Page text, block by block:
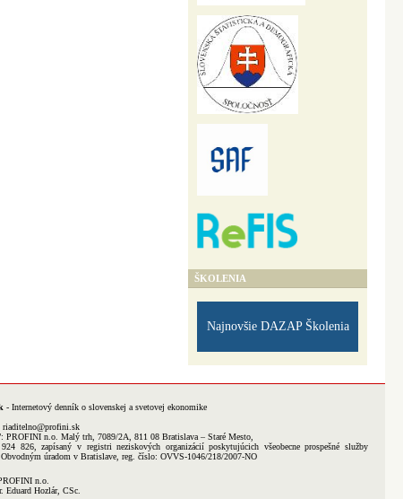
ŠKOLENIA
Najnovšie DAZAP Školenia
- Internetový denník o slovenskej a svetovej ekonomike
riaditelno@profini.sk
PROFINI n.o. Malý trh, 7089/2A, 811 08 Bratislava – Staré Mesto,
826, zapísaný v registri neziskových organizácií poskytujúcich všeobecne prospešné služby
Obvodným úradom v Bratislave, reg. číslo: OVVS-1046/218/2007-NO
n.o.
Eduard Hozlár, CSc.